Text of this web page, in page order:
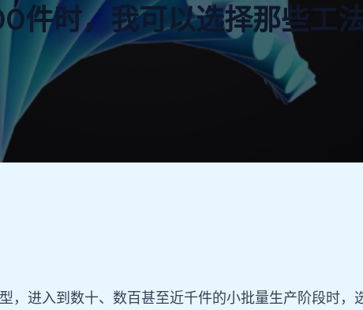
件时，我可以选择那些工
，进入到数十、数百甚至近千件的小批量生产阶段时